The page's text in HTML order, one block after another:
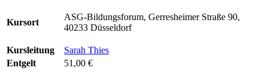
Kursort
ASG-Bildungsforum, Gerresheimer Straße 90,
40233 Düsseldorf
Kursleitung
Sarah Thies
Entgelt
51,00 €